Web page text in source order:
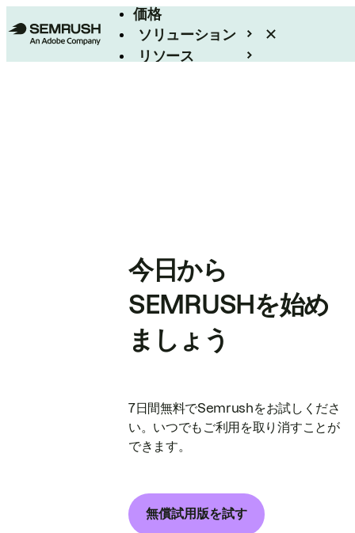
価格
ソリューション
リソース
今日から
SEMRUSHを始め
ましょう
7日間無料でSemrushをお試しくださ
い。いつでもご利用を取り消すことが
できます。
無償試用版を試す